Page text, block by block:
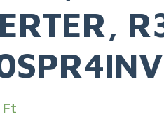
Ft